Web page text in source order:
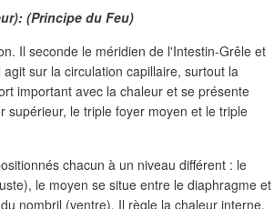
(Principe du Feu)
Il seconde le méridien de l'Intestin-Grêle et
sur la circulation capillaire, surtout la
important avec la chaleur et se présente
supérieur, le triple foyer moyen et le triple
chacun à un niveau différent : le
le moyen se situe entre le diaphragme et
nombril (ventre). Il règle la chaleur interne.